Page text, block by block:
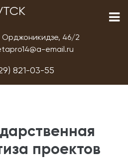
Орджоникидзе, 46/2
email.ru
821-03-55
проектов